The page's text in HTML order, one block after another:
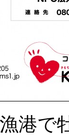
で牡